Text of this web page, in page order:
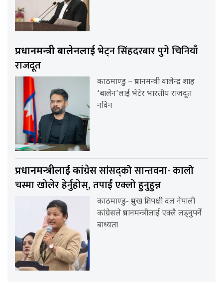
प्रधानमन्त्री बालेनलाईभेट्न सिंहदरबार पुगे चिनियाँ
राजदूत
काठमाण्डु – प्रधानमन्त्री वालेन्द्र शाह
‘बालेन’लाई भेटेर भारतीय राजदूत
नविन
प्रधानमन्त्रीलाई कांग्रेससांसद्को सान्तवना- कालो
चस्मा खोलेर हेर्नुहोस्, तपाईँ एक्लो हुनुहुन्न
काठमाण्डु- प्रमुख प्रतिपक्षी दल नेपाली
कांग्रेसले प्रधानमन्त्रीलाई एक्लै लड्नुपर्ने
बाध्यता